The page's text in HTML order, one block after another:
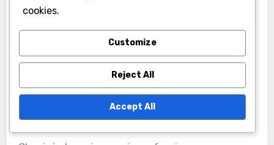
Skrzynie premium często oferują lepsze
nagrody niż skrzynie darmowe.
Rozważ zakup podczas wydarzeń
Uważaj na ograniczenia zakupów, aby
zmaksymalizować swoją inwestycję.
cookies.
Customize
Reject All
Accept All